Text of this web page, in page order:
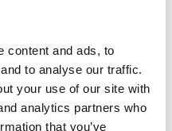
content and ads, to
to analyse our traffic.
your use of our site with
analytics partners who
that you’ve